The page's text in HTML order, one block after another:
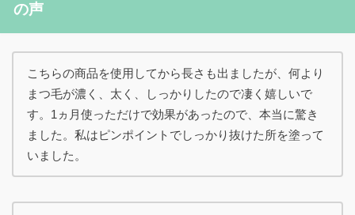
の声
こちらの商品を使用してから長さも出ましたが、何より
まつ毛が濃く、太く、しっかりしたので凄く嬉しいで
す。1ヵ月使っただけで効果があったので、本当に驚き
ました。私はピンポイントでしっかり抜けた所を塗って
いました。